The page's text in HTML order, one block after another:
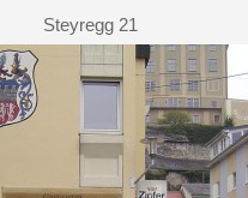
Steyregg 21